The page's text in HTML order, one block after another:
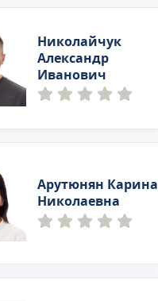
Николайчук
Александр
Иванович
Арутюнян Карина
Николаевна